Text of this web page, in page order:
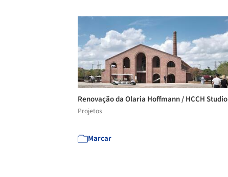
Renovação da Olaria Hoffmann / HCCH Studio
Projetos
Marcar